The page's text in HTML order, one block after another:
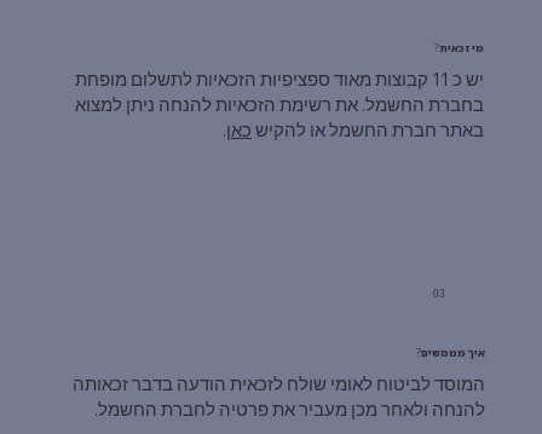
מי זכאית?
יש כ 11 קבוצות מאוד ספציפיות הזכאיות לתשלום מופחת
בחברת החשמל. את רשימת הזכאיות להנחה ניתן למצוא
באתר חברת החשמל או להקיש כאן.
03
איך מממשים?
המוסד לביטוח לאומי שולח לזכאית הודעה בדבר זכאותה
להנחה ולאחר מכן מעביר את פרטיה לחברת החשמל.